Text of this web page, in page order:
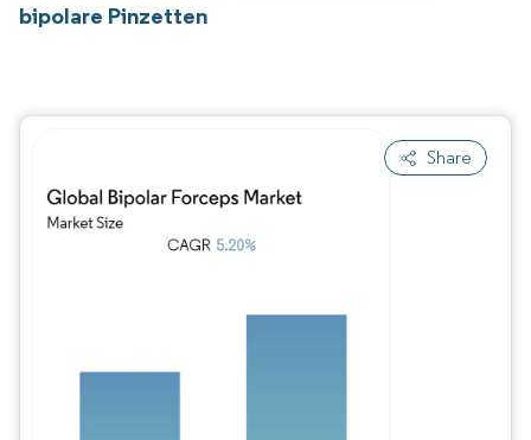
bipolare Pinzetten
Share